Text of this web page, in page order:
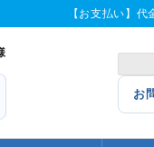
【お支払い】
お